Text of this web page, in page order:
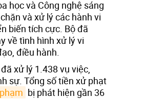
học và Công nghệ sáng
và xử lý các hành vi
biến tích cực. Bộ đã
về tình hình xử lý vi
điều hành.
xử lý 1.438 vụ việc,
sự. Tổng số tiền xử phạt
bị phát hiện gần 36